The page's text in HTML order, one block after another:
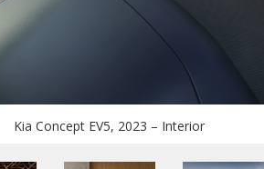
Kia Concept EV5, 2023 – Interior